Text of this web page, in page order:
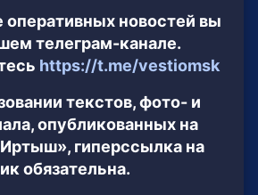
новостей вы
телеграм-канале.
https://t.me/vestiomsk
текстов, фото- и
опубликованных на
гиперссылка на
обязательна.